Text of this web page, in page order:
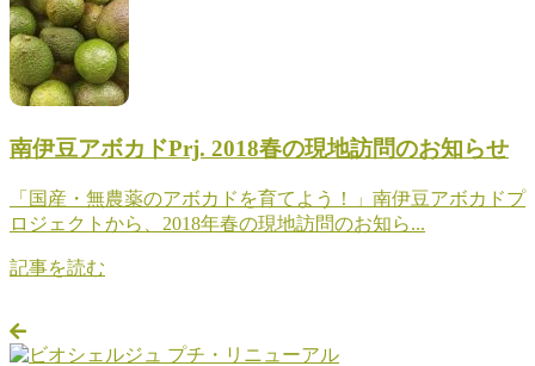
南伊豆アボカドPrj. 2018春の現地訪問のお知らせ
「国産・無農薬のアボカドを育てよう！」南伊豆アボカドプ
ロジェクトから、2018年春の現地訪問のお知ら...
記事を読む